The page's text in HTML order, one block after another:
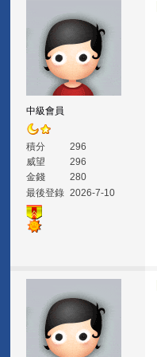
中級會員
積分
296
威望
296
金錢
280
最後登錄 2026-7-10